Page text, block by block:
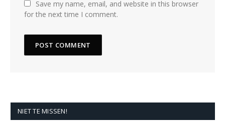
Save my name, email, and website in this browser
for the next time I comment.
NIET TE MISSEN!